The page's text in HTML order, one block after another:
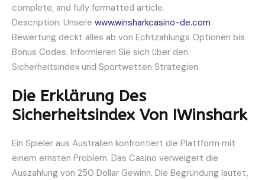
complete, and fully formatted article.
Description: Unsere www.winsharkcasino-de.com
Bewertung deckt alles ab von Echtzahlungs Optionen bis
Bonus Codes. Informieren Sie sich über den
Sicherheitsindex und Sportwetten Strategien.
Die Erklärung Des
Sicherheitsindex Von IWinshark
Ein Spieler aus Australien konfrontiert die Plattform mit
einem ernsten Problem. Das Casino verweigert die
Auszahlung von 250 Dollar Gewinn. Die Begründung lautet,